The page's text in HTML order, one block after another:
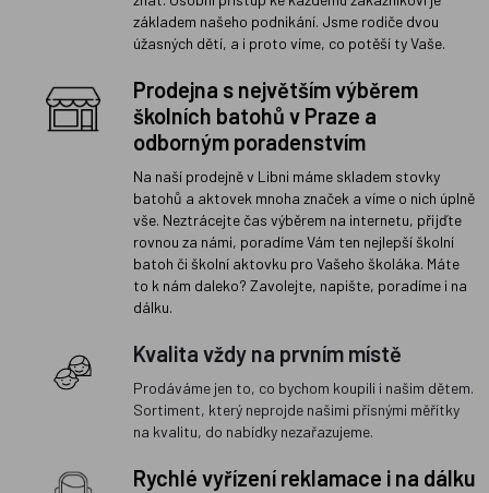
základem našeho podnikání. Jsme rodiče dvou
úžasných dětí, a i proto víme, co potěší ty Vaše.
Prodejna s největším výběrem
školních batohů v Praze a
odborným poradenstvím
Na naší prodejně v Libni máme skladem stovky
batohů a aktovek mnoha značek a víme o nich úplně
vše. Neztrácejte čas výběrem na internetu, přijďte
rovnou za námi, poradíme Vám ten nejlepší školní
batoh či školní aktovku pro Vašeho školáka. Máte
to k nám daleko? Zavolejte, napište, poradíme i na
dálku.
Kvalita vždy na prvním místě
Prodáváme jen to, co bychom koupili i našim dětem.
Sortiment, který neprojde našimi přísnými měřítky
na kvalitu, do nabídky nezařazujeme.
Rychlé vyřízení reklamace i na dálku